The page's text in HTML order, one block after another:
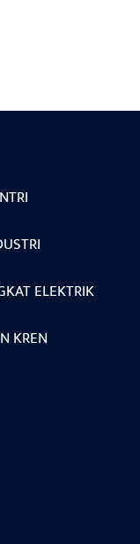
ELEKTRIK
KREN